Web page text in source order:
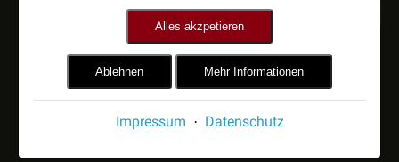
Alles akzpetieren
Ablehnen Mehr Informationen
Impressum · Datenschutz